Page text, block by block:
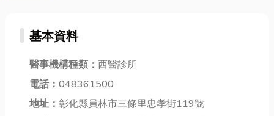
基本資料
醫事機構種類： 西醫診所
電話： 048361500
地址： 彰化縣員林市三條里忠孝街119號